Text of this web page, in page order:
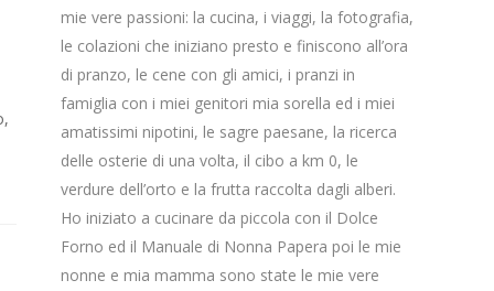
mie vere passioni: la cucina, i viaggi, la fotografia,
le colazioni che iniziano presto e finiscono all’ora
di pranzo, le cene con gli amici, i pranzi in
famiglia con i miei genitori mia sorella ed i miei
amatissimi nipotini, le sagre paesane, la ricerca
delle osterie di una volta, il cibo a km 0, le
verdure dell’orto e la frutta raccolta dagli alberi.
Ho iniziato a cucinare da piccola con il Dolce
Forno ed il Manuale di Nonna Papera poi le mie
nonne e mia mamma sono state le mie vere